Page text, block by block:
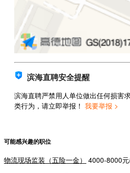
滨海直聘安全提醒
滨海直聘严禁用人单位做出任何损害
类行为，请立即举报！ 我要举报 >
可能感兴趣的职位
物流现场监装（五险一金） 4000-8000元